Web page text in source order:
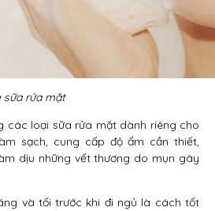
sữa rửa mặt
các loại sữa rửa mặt dành riêng cho
sạch, cung cấp độ ẩm cần thiết,
dịu những vết thương do mụn gây
và tối trước khi đi ngủ là cách tốt